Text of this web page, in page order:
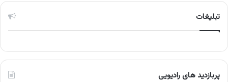
تبلیغات
پربازدید های رادیویی